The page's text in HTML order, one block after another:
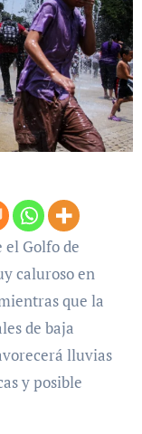
caluroso en
que la
de baja
lluvias
y posible